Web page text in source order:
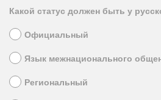
Какой статус должен быть у
Официальный
Язык межнационального
Региональный